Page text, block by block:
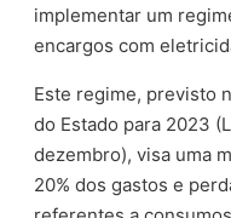
implementar um
encargos com
Este regime, previsto
do Estado para 2023
dezembro), visa uma
20% dos gastos e